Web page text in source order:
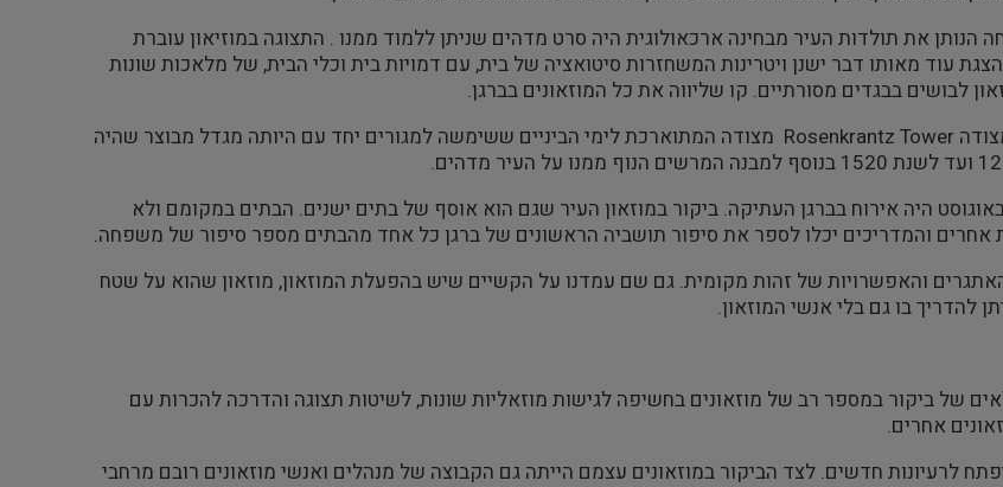
הנותן את תולדות העיר מבחינה ארכאולוגית היה סרט מדהים שניתן ללמוד ממנו . התצוגה במוזיאון עוברת
עוד מאותו דבר ישנן ויטרינות המשחזרות סיטואציה של בית, עם דמויות בית וכלי הבית, של מלאכות שונות
לבושים בבגדים מסורתיים. קו שליווה את כל המוזאונים בברגן.
סיום היום נערך במצודה Rosenkrantz Tower מצודה המתוארכת לימי הביניים ששימשה למגורים יחד עם היותה מגדל מבוצר שהיה
האחרון ב31 באוגוסט היה אירוח בברגן העתיקה. ביקור במוזאון העיר שגם הוא אוסף של בתים ישנים. הבתים במקומם ולא
אחרים והמדריכים יכלו לספר את סיפור תושביה הראשונים של ברגן כל אחד מהבתים מספר סיפור של משפחה.
והאפשרויות של זהות מקומית. גם שם עמדנו על הקשיים שיש בהפעלת המוזאון, מוזאון שהוא על שטח
להדריך בו גם בלי אנשי המוזאון.
של ביקור במספר רב של מוזאונים בחשיפה לגישות מוזאליות שונות, לשיטות תצוגה והדרכה להכרות עם
אחרים.
לרעיונות חדשים. לצד הביקור במוזאונים עצמם הייתה גם הקבוצה של מנהלים ואנשי מוזאונים רובם מרחבי